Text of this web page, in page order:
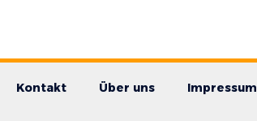
Kontakt Über uns Impressum